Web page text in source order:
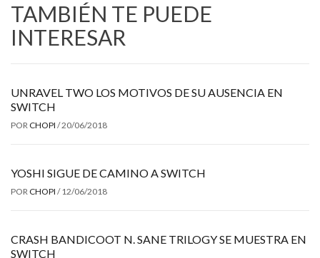
TAMBIÉN TE PUEDE
INTERESAR
UNRAVEL TWO LOS MOTIVOS DE SU AUSENCIA EN
SWITCH
POR CHOPI /20/06/2018
YOSHI SIGUE DE CAMINO A SWITCH
POR CHOPI / 12/06/2018
CRASH BANDICOOT N. SANE TRILOGY SE MUESTRA EN
SWITCH